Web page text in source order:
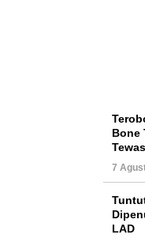
Bone
Tewas
7
LAD